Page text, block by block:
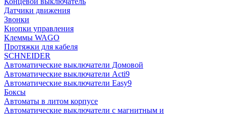
Датчики движения
Звонки
Кнопки управления
Клеммы WAGO
Протяжки для кабеля
SCHNEIDER
Автоматические выключатели Домовой
Автоматические выключатели Acti9
Автоматические выключатели Easy9
Боксы
Автоматы в литом корпусе
Автоматические выключатели с магнитным и